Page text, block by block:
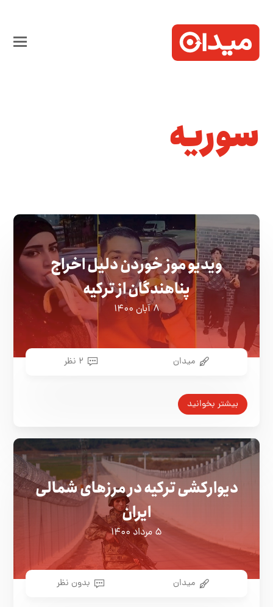
سوریه
ویدیو موز خوردن دلیل اخراج
پناهندگان از ترکیه
۸ آبان ۱۴۰۰
میدان ۲ نظر
بیشتر بخوانید
دیوارکشی ترکیه در مرزهای شمالی
ایران
۵ مرداد ۱۴۰۰
میدان بدون نظر